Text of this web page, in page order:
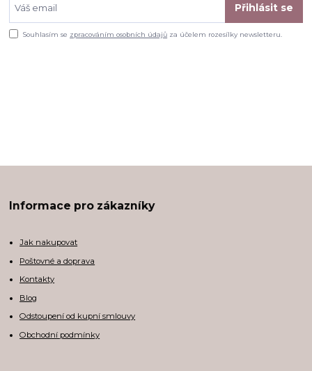
Přihlásit se
Souhlasím se zpracováním osobních údajů za účelem rozesílky newsletteru.
Informace pro zákazníky
Jak nakupovat
Poštovné a doprava
Kontakty
Blog
Odstoupení od kupní smlouvy
Obchodní podmínky